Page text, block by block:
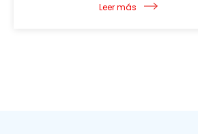
Leer más